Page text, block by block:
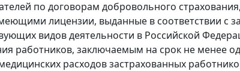
по договорам добровольного
лицензии, выданные в соответствии с
видов деятельности в Российской
работников, заключаемым на срок не менее
расходов застрахованных